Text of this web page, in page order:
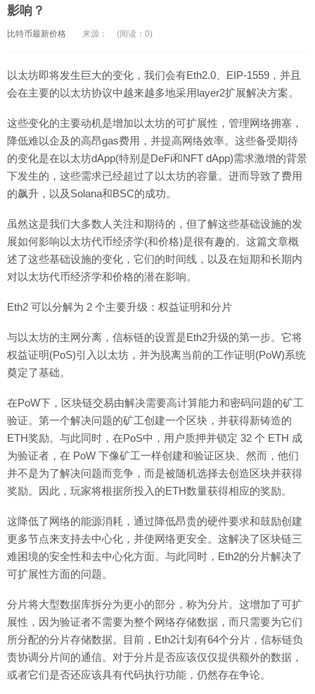
影响？
比特币最新价格 来源： (阅读：0)
以太坊即将发生巨大的变化，我们会有Eth2.0、EIP-1559，并且
会在主要的以太坊协议中越来越多地采用layer2扩展解决方案。
这些变化的主要动机是增加以太坊的可扩展性，管理网络拥塞，
降低难以企及的高昂gas费用，并提高网络效率。这些备受期待
的变化是在以太坊dApp(特别是DeFi和NFT dApp)需求激增的背景
下发生的，这些需求已经超过了以太坊的容量。进而导致了费用
的飙升，以及Solana和BSC的成功。
虽然这是我们大多数人关注和期待的，但了解这些基础设施的发
展如何影响以太坊代币经济学(和价格)是很有趣的。这篇文章概
述了这些基础设施的变化，它们的时间线，以及在短期和长期内
对以太坊代币经济学和价格的潜在影响。
Eth2 可以分解为 2 个主要升级：权益证明和分片
与以太坊的主网分离，信标链的设置是Eth2升级的第一步。它将
权益证明(PoS)引入以太坊，并为脱离当前的工作证明(PoW)系统
奠定了基础。
在PoW下，区块链交易由解决需要高计算能力和密码问题的矿工
验证。第一个解决问题的矿工创建一个区块，并获得新铸造的
ETH奖励。与此同时，在PoS中，用户质押并锁定 32 个 ETH 成
为验证者，在 PoW 下像矿工一样创建和验证区块。然而，他们
并不是为了解决问题而竞争，而是被随机选择去创造区块并获得
奖励。因此，玩家将根据所投入的ETH数量获得相应的奖励。
这降低了网络的能源消耗，通过降低昂贵的硬件要求和鼓励创建
更多节点来支持去中心化，并使网络更安全。这解决了区块链三
难困境的安全性和去中心化方面。与此同时，Eth2的分片解决了
可扩展性方面的问题。
分片将大型数据库拆分为更小的部分，称为分片。这增加了可扩
展性，因为验证者不需要为整个网络存储数据，而只需要为它们
所分配的分片存储数据。目前，Eth2计划有64个分片，信标链负
责协调分片间的通信。对于分片是否应该仅仅提供额外的数据，
或者它们是否还应该具有代码执行功能，仍然存在争论。